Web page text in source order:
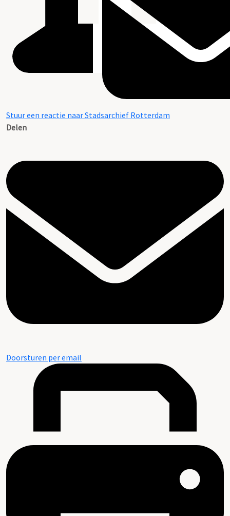
Stuur een reactie naar Stadsarchief Rotterdam
Delen
Doorsturen per email